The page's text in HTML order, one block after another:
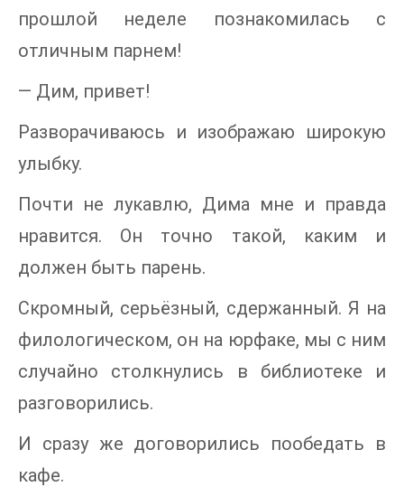
прошлой неделе познакомилась с
отличным парнем!
— Дим, привет!
Разворачиваюсь и изображаю широкую
улыбку.
Почти не лукавлю, Дима мне и правда
нравится. Он точно такой, каким и
должен быть парень.
Скромный, серьёзный, сдержанный. Я на
филологическом, он на юрфаке, мы с ним
случайно столкнулись в библиотеке и
разговорились.
И сразу же договорились пообедать в
кафе.